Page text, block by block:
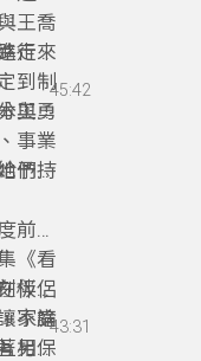
王喬
走來
行人
到制
與勇
工照
事業
們持
予正
談，
45:42
前端
《看
伴侶
家庭
板印
不論
相保
另一
43:31